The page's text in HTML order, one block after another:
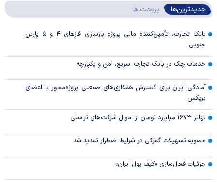
جدیدترین‌ها پربحث ها
بانک تجارت، تأمین‌کننده مالی پروژه بازسازی فاز‌های ۴ و ۵ پارس
جنوبی
خدمات چک در بانک تجارت؛ سریع، امن و یکپارچه
آمادگی ایران برای گسترش همکاری‌های صنعتی پروژه‌محور با اعضای
بریکس
تهاتر ۱۶۷۳ میلیارد تومان از اموال شرکت‌های تراستی
مصوبه تسهیلات گمرکی در شرایط اضطرار تمدید شد
جزئیات فعال‌سازی «کیف پول ایران»